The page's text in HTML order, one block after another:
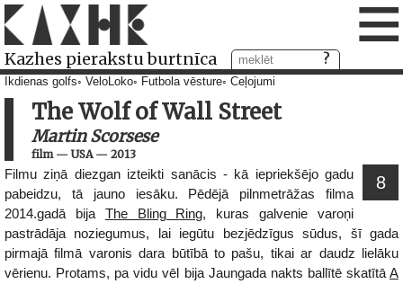
Kazhes pierakstu burtnīca ≡
Ikdienas golfs VeloLoko Futbola vēsture Ceļojumi
The Wolf of Wall Street
Martin Scorsese
film— USA— 2013
8
Filmu ziņā diezgan izteikti sanācis - kā iepriekšējo gadu
pabeidzu, tā jauno iesāku. Pēdējā pilnmetrāžas filma
2014.gadā bija The Bling Ring, kuras galvenie varoņi
pastrādāja noziegumus, lai iegūtu bezjēdzīgus sūdus, šī gada
pirmajā filmā varonis dara būtībā to pašu, tikai ar daudz lielāku
vērienu. Protams, pa vidu vēl bija Jaungada nakts ballītē skatītā A